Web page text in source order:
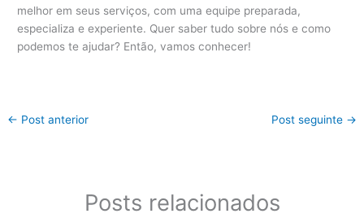
melhor em seus serviços, com uma equipe preparada,
especializa e experiente. Quer saber tudo sobre nós e como
podemos te ajudar? Então, vamos conhecer!
← Post anterior Post seguinte →
Posts relacionados